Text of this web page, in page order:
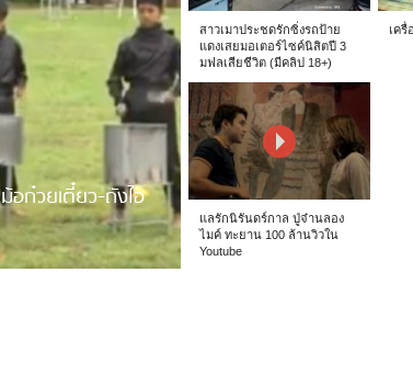
อก๋วยเตี๋ยว-ถังไอ
สาวเมาประชดรักซิ่งรถป้าย
แดงเสยมอเตอร์ไซค์นิสิตปี 3
มฟลเสียชีวิต (มีคลิป 18+)
เค
แลรักนิรันดร์กาล ปู่จ๋านลอง
ไมค์ ทะยาน 100 ล้านวิวใน
Youtube